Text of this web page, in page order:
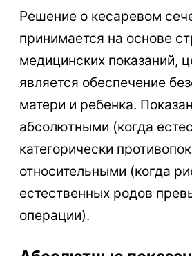
Решение о кесаревом
принимается на основе
медицинских показаний,
является обеспечение
матери и ребенка.
абсолютными (когда
категорически
относительными (когда
естественных родов
операции).